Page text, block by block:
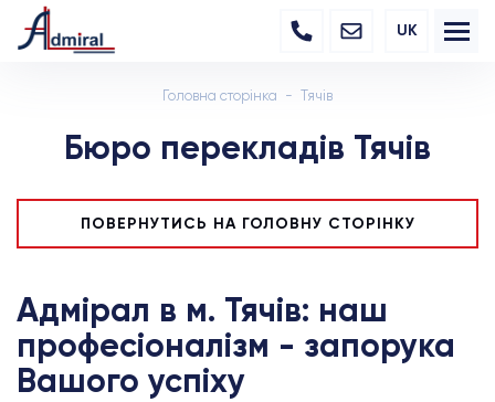
UK
Головна сторінка Тячів
Бюро перекладів Тячів
ПОВЕРНУТИСЬ НА ГОЛОВНУ СТОРІНКУ
Адмірал в м. Тячів: наш
професіоналізм - запорука
Вашого успіху